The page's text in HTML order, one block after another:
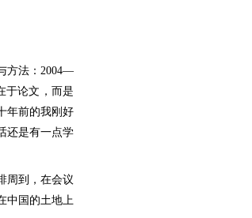
方法：2004—
于论文，而是
年前的我刚好
还是有一点学
周到，在会议
中国的土地上